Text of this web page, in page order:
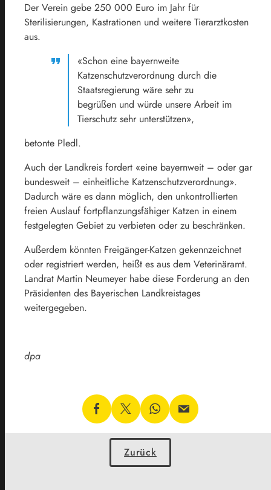
Der Verein gebe 250 000 Euro im Jahr für
Sterilisierungen, Kastrationen und weitere Tierarztkosten
aus.
«Schon eine bayernweite
Katzenschutzverordnung durch die
Staatsregierung wäre sehr zu
begrüßen und würde unsere Arbeit im
Tierschutz sehr unterstützen»,
betonte Pledl.
Auch der Landkreis fordert «eine bayernweit – oder gar
bundesweit – einheitliche Katzenschutzverordnung».
Dadurch wäre es dann möglich, den unkontrollierten
freien Auslauf fortpflanzungsfähiger Katzen in einem
festgelegten Gebiet zu verbieten oder zu beschränken.
Außerdem könnten Freigänger-Katzen gekennzeichnet
oder registriert werden, heißt es aus dem Veterinäramt.
Landrat Martin Neumeyer habe diese Forderung an den
Präsidenten des Bayerischen Landkreistages
weitergegeben.
dpa
Zurück